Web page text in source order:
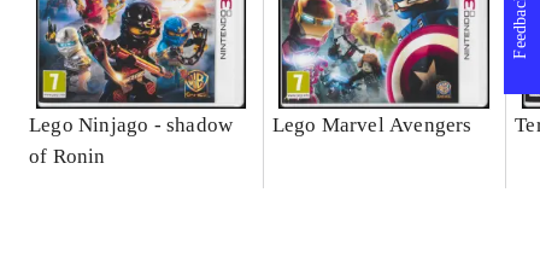
Lego Ninjago - shadow
of Ronin
Lego Marvel Avengers
Feedback